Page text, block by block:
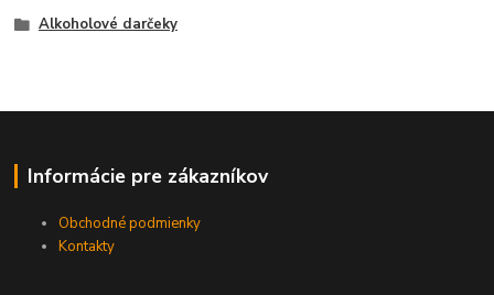
Alkoholové darčeky
Informácie pre zákazníkov
Obchodné podmienky
Kontakty